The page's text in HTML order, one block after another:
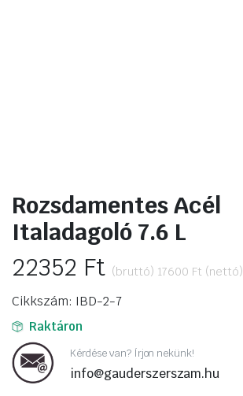
Rozsdamentes Acél
Italadagoló 7.6 L
22352 Ft (bruttó) 17600 Ft (nettó)
Cikkszám: IBD-2-7
Raktáron
Kérdése van? Írjon nekünk!
info@gauderszerszam.hu